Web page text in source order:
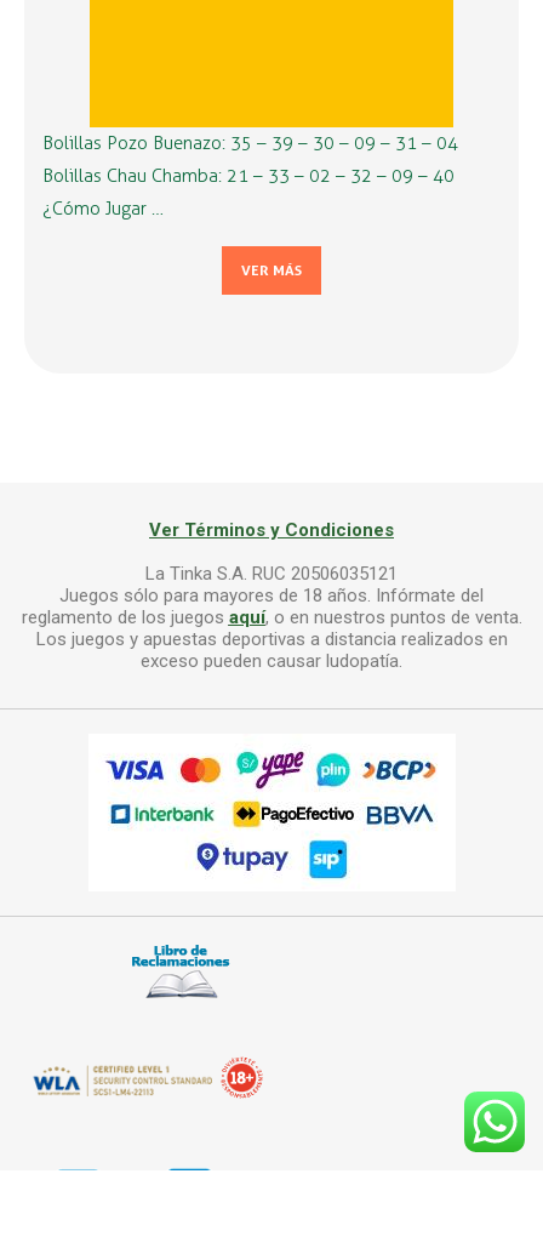
Bolillas Pozo Buenazo: 35 – 39 – 30 – 09 – 31 – 04
Bolillas Chau Chamba: 21 – 33 – 02 – 32 – 09 – 40
¿Cómo Jugar …
VER MÁS
Ver Términos y Condiciones
La Tinka S.A. RUC 20506035121
Juegos sólo para mayores de 18 años. Infórmate del
reglamento de los juegos aquí, o en nuestros puntos de venta.
Los juegos y apuestas deportivas a distancia realizados en
exceso pueden causar ludopatía.